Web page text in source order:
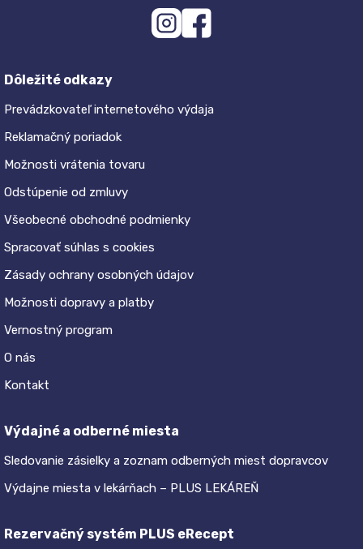
Dôležité odkazy
Prevádzkovateľ internetového výdaja
Reklamačný poriadok
Možnosti vrátenia tovaru
Odstúpenie od zmluvy
Všeobecné obchodné podmienky
Spracovať súhlas s cookies
Zásady ochrany osobných údajov
Možnosti dopravy a platby
Vernostný program
O nás
Kontakt
Výdajné a odberné miesta
Sledovanie zásielky a zoznam odberných miest dopravcov
Výdajne miesta v lekárňach – PLUS LEKÁREŇ
Rezervačný systém PLUS eRecept